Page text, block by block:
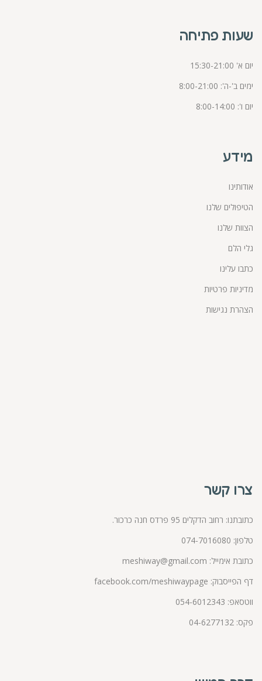
שעות פתיחה
יום א' 15:30-21:00
ימים ב'-ה': 8:00-21:00
יום ו': 8:00-14:00
מידע
אודותינו
הטיפולים שלנו
הצוות שלנו
גלי הלם
כתבו עלינו
מדיניות פרטיות
הצהרת נגישות
צרו קשר
כתובתנו: רחוב הדקלים 95 פרדס חנה כרכור.
טלפון: 074-7016080
כתובת אימייל: meshiway@gmail.com
דף הפייסבוק: facebook.com/meshiwaypage
ווטסאפ: 054-6012343
פקס: 04-6277132